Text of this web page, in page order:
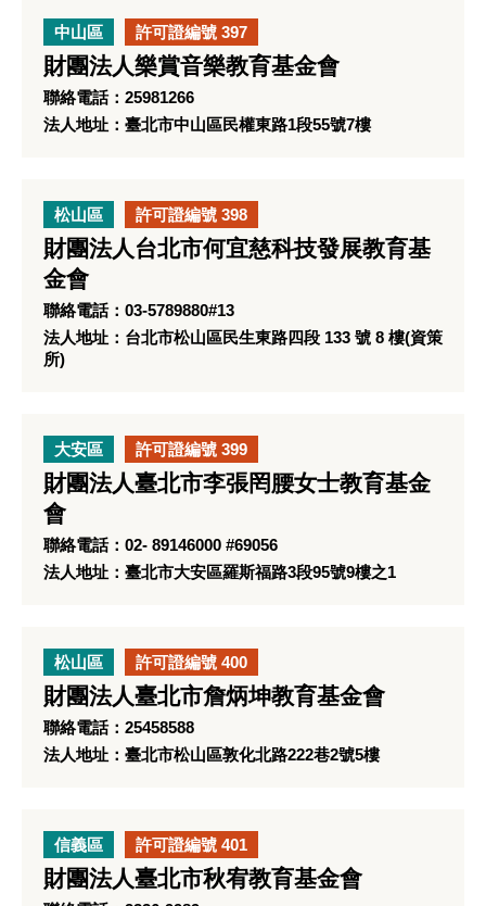
中山區 許可證編號 397
財團法人樂賞音樂教育基金會
聯絡電話：25981266
法人地址：臺北市中山區民權東路1段55號7樓
松山區 許可證編號 398
財團法人台北市何宜慈科技發展教育基
金會
聯絡電話：03-5789880#13
法人地址：台北市松山區民生東路四段 133 號 8 樓(資策
所)
大安區 許可證編號 399
財團法人臺北市李張罔腰女士教育基金
會
聯絡電話：02- 89146000 #69056
法人地址：臺北市大安區羅斯福路3段95號9樓之1
松山區 許可證編號 400
財團法人臺北市詹炳坤教育基金會
聯絡電話：25458588
法人地址：臺北市松山區敦化北路222巷2號5樓
信義區 許可證編號 401
財團法人臺北市秋宥教育基金會